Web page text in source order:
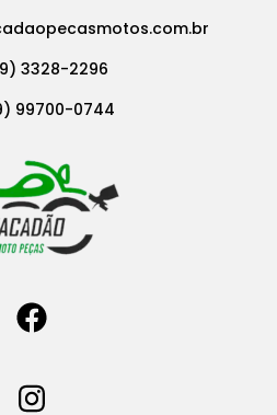
3328-2296
99700-0744